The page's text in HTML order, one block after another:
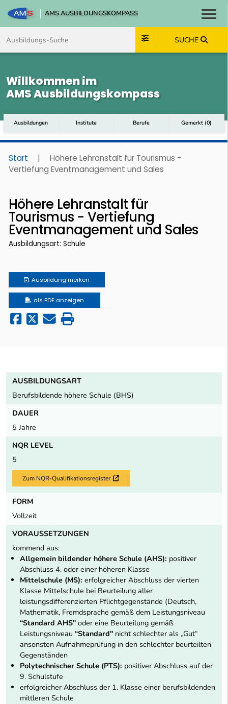
AMS AUSBILDUNGSKOMPASS
SUCHE
Willkommen im
AMS Ausbildungskompass
Ausbildungen Institute Berufe Gemerkt (0)
Start |
Höhere Lehranstalt für Tourismus -
Vertiefung Eventmanagement und Sales
Höhere Lehranstalt für
Tourismus - Vertiefung
Eventmanagement und Sales
Ausbildungsart: Schule
Ausbildung merken
als PDF anzeigen
AUSBILDUNGSART
Berufsbildende höhere Schule (BHS)
DAUER
5 Jahre
NQR LEVEL
5
Zum NQR-Qualifikationsregister Externer Link
FORM
Vollzeit
VORAUSSETZUNGEN
kommend aus:
Allgemein bildender höhere Schule (AHS): positiver
Abschluss 4. oder einer höheren Klasse
Mittelschule (MS): erfolgreicher Abschluss der vierten
Klasse Mittelschule bei Beurteilung aller
leistungsdifferenzierten Pflichtgegenstände (Deutsch,
Mathematik, Fremdsprache gemäß dem Leistungsniveau
“Standard AHS" oder eine Beurteilung gemäß
Leistungsniveau “Standard" nicht schlechter als „Gut“
ansonsten Aufnahmeprüfung in den schlechter beurteilten
Gegenständen
Polytechnischer Schule (PTS): positiver Abschluss auf der
9. Schulstufe
erfolgreicher Abschluss der 1. Klasse einer berufsbildenden
mittleren Schule